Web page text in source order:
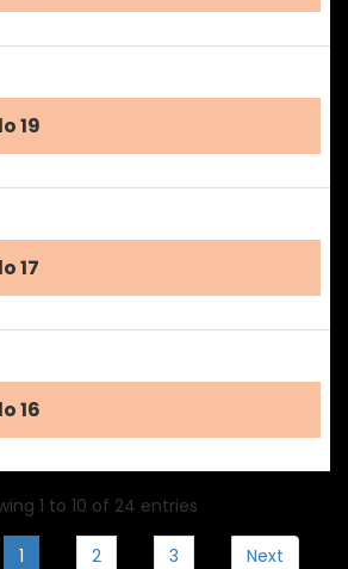
19
17
16
1 to 10 of 24 entries
1 2 3 Next